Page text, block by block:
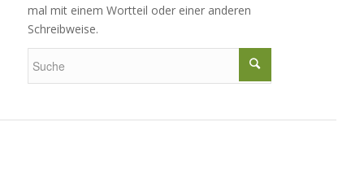
mal mit einem Wortteil oder einer anderen
Schreibweise.